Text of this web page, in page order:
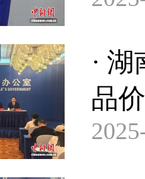
·
品